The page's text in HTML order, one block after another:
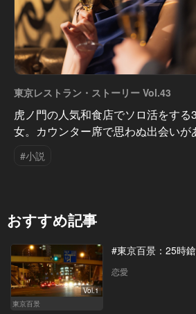
東京レストラン・ストーリー Vol.43
虎ノ門の人気和食店でソロ活をする
女。カウンター席で思わぬ出会い
#小説
おすすめ記事
Vol.1
東京百景
#東京百景：25時
恋愛